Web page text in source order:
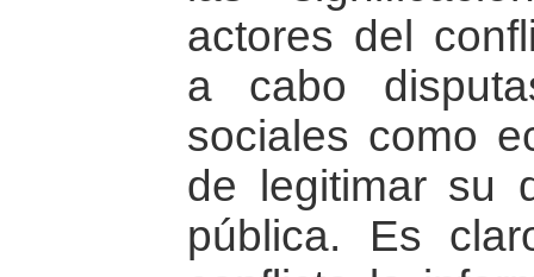
actores del
a cabo
sociales como
de legitimar su
pública. Es